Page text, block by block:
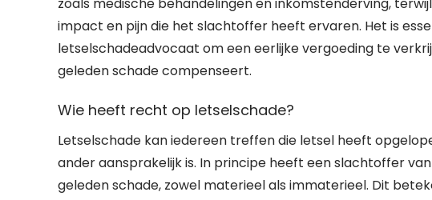
impact en pijn die het slachtoffer heeft ervaren. Het is
letselschadeadvocaat om een eerlijke vergoeding te
geleden schade compenseert.
Wie heeft recht op letselschade?
Letselschade kan iedereen treffen die letsel heeft
ander aansprakelijk is. In principe heeft een slachtoffer
geleden schade, zowel materieel als immaterieel. Dit